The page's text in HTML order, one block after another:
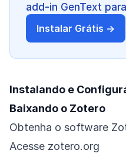
add-in GenText
Instalar Grátis →
Instalando e
Baixando o Zotero
Obtenha o software
Acesse zotero.org